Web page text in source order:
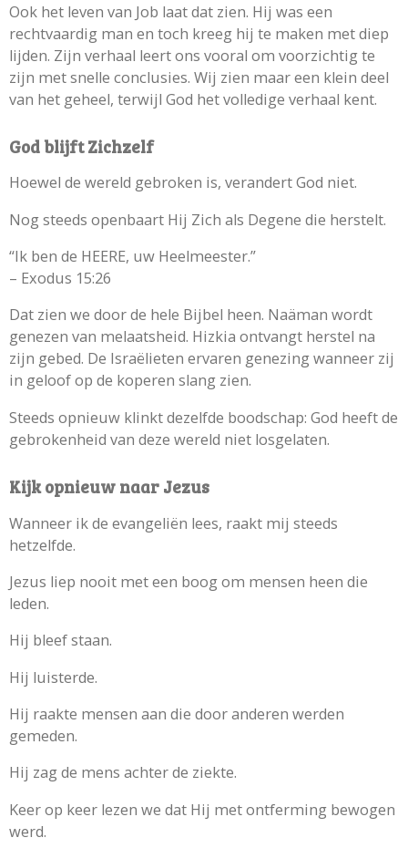
Ook het leven van Job laat dat zien. Hij was een
rechtvaardig man en toch kreeg hij te maken met diep
lijden. Zijn verhaal leert ons vooral om voorzichtig te
zijn met snelle conclusies. Wij zien maar een klein deel
van het geheel, terwijl God het volledige verhaal kent.
God blijft Zichzelf
Hoewel de wereld gebroken is, verandert God niet.
Nog steeds openbaart Hij Zich als Degene die herstelt.
“Ik ben de HEERE, uw Heelmeester.”
– Exodus 15:26
Dat zien we door de hele Bijbel heen. Naäman wordt
genezen van melaatsheid. Hizkia ontvangt herstel na
zijn gebed. De Israëlieten ervaren genezing wanneer zij
in geloof op de koperen slang zien.
Steeds opnieuw klinkt dezelfde boodschap: God heeft de
gebrokenheid van deze wereld niet losgelaten.
Kijk opnieuw naar Jezus
Wanneer ik de evangeliën lees, raakt mij steeds
hetzelfde.
Jezus liep nooit met een boog om mensen heen die
leden.
Hij bleef staan.
Hij luisterde.
Hij raakte mensen aan die door anderen werden
gemeden.
Hij zag de mens achter de ziekte.
Keer op keer lezen we dat Hij met ontferming bewogen
werd.